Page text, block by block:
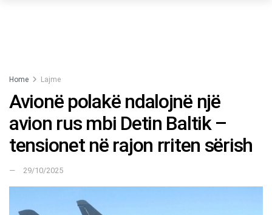
Home Lajme
Avionë polakë ndalojnë një
avion rus mbi Detin Baltik –
tensionet në rajon rriten sërish
29/10/2025